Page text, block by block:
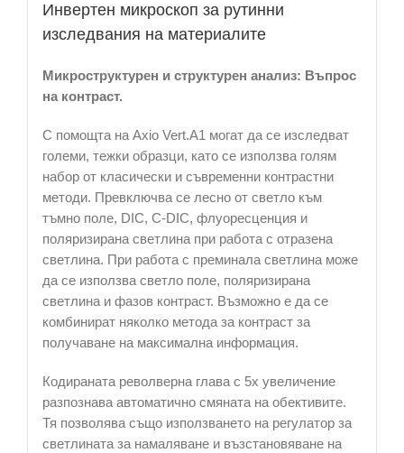
Инвертен микроскоп за рутинни
изследвания на материалите
Микроструктурен и структурен анализ: Въпрос
на контраст.
С помощта на Axio Vert.A1 могат да се изследват
големи, тежки образци, като се използва голям
набор от класически и съвременни контрастни
методи. Превключва се лесно от светло към
тъмно поле, DIC, C-DIC, флуоресценция и
поляризирана светлина при работа с отразена
светлина. При работа с преминала светлина може
да се използва светло поле, поляризирана
светлина и фазов контраст. Възможно е да се
комбинират няколко метода за контраст за
получаване на максимална информация.
Кодираната револверна глава с 5x увеличение
разпознава автоматично смяната на обективите.
Тя позволява също използването на регулатор за
светлината за намаляване и възстановяване на